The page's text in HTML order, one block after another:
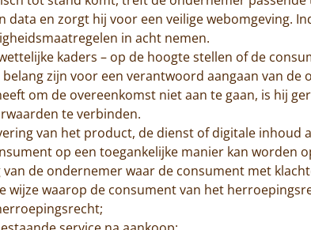
data en zorgt hij voor een veilige webomgeving.
in acht nemen.
kaders – op de hoogte stellen of de
zijn voor een verantwoord aangaan van
om de overeenkomst niet aan te gaan, is hij
te verbinden.
van het product, de dienst of digitale
op een toegankelijke manier kan worden
de ondernemer waar de consument met
wijze waarop de consument van het